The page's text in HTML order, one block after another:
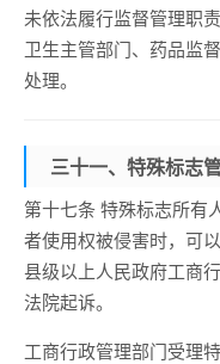
未依法履行监督管理职
卫生主管部门、药品监
处理。
三十一、特殊标志
第十七条 特殊标志所有
者使用权被侵害时，可
县级以上人民政府工商
法院起诉。
工商行政管理部门受理